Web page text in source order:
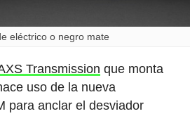
eléctrico o negro mate
Transmission que monta
uso de la nueva
para anclar el desviador